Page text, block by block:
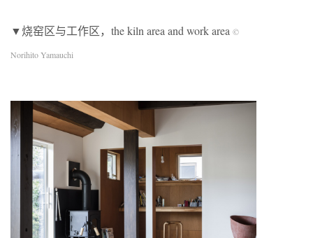
▼烧窑区与工作区，the kiln area and work area ©
Norihito Yamauchi